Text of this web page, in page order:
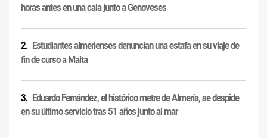
horas antes en una cala junto a Genoveses
Estudiantes almerienses denuncian una estafa en su viaje de
fin de curso a Malta
Eduardo Fernández, el histórico metre de Almería, se despide
en su último servicio tras 51 años junto al mar